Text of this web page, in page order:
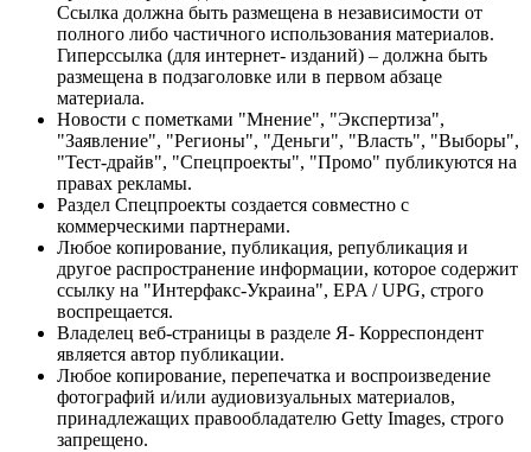
Ссылка должна быть размещена в независимости от
полного либо частичного использования материалов.
Гиперссылка (для интернет- изданий) – должна быть
размещена в подзаголовке или в первом абзаце
материала.
Новости с пометками "Мнение", "Экспертиза",
"Заявление", "Регионы", "Деньги", "Власть", "Выборы",
"Тест-драйв", "Спецпроекты", "Промо" публикуются на
правах рекламы.
Раздел Спецпроекты создается совместно с
коммерческими партнерами.
Любое копирование, публикация, републикация и
другое распространение информации, которое содержит
ссылку на "Интерфакс-Украина", EPA / UPG, строго
воспрещается.
Владелец веб-страницы в разделе Я- Корреспондент
является автор публикации.
Любое копирование, перепечатка и воспроизведение
фотографий и/или аудиовизуальных материалов,
принадлежащих правообладателю Getty Images, строго
запрещено.